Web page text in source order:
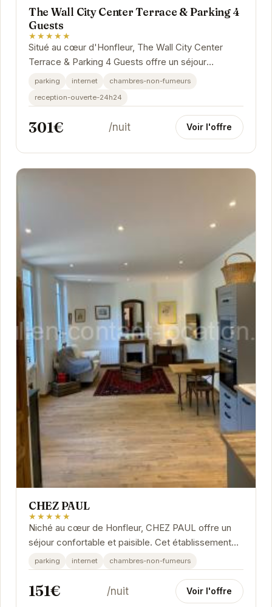
The Wall City Center Terrace & Parking 4
Guests
★★★★★
Situé au cœur d'Honfleur, The Wall City Center
Terrace & Parking 4 Guests offre un séjour
confortable et pratique. Avec une terrasse privée
parking internet
chambres-non-fumeurs
reception-ouverte-24h24
301€ /nuit Voir l'offre
CHEZ PAUL
★★★★★
Niché au cœur de Honfleur, CHEZ PAUL offre un
séjour confortable et paisible. Cet établissement
est idéal pour les voyageurs en quête de...
parking internet chambres-non-fumeurs
151€ /nuit Voir l'offre